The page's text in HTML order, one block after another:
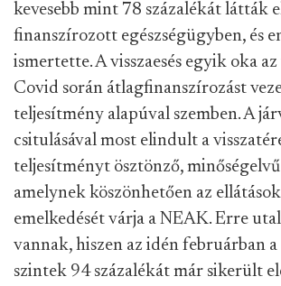
kevesebb mint 78 százalékát látták
finanszírozott egészségügyben, és
ismertette. A visszaesés egyik oka
Covid során átlagfinanszírozást
teljesítmény alapúval szemben. A
csitulásával most elindult a
teljesítményt ösztönző,
amelynek köszönhetően az
emelkedését várja a NEAK. Erre
vannak, hiszen az idén februárban
szintek 94 százalékát már sikerült